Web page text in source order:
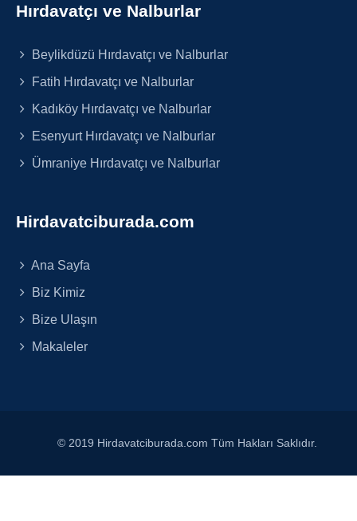
Hırdavatçı ve Nalburlar
Beylikdüzü Hırdavatçı ve Nalburlar
Fatih Hırdavatçı ve Nalburlar
Kadıköy Hırdavatçı ve Nalburlar
Esenyurt Hırdavatçı ve Nalburlar
Ümraniye Hırdavatçı ve Nalburlar
Hirdavatciburada.com
Ana Sayfa
Biz Kimiz
Bize Ulaşın
Makaleler
© 2019 Hirdavatciburada.com Tüm Hakları Saklıdır.